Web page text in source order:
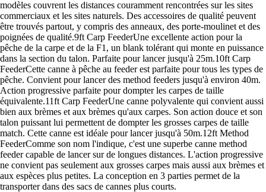
modèles couvrent les distances couramment rencontrées sur les sites
commerciaux et les sites naturels. Des accessoires de qualité peuvent
être trouvés partout, y compris des anneaux, des porte-moulinet et des
poignées de qualité.9ft Carp FeederUne excellente action pour la
pêche de la carpe et de la F1, un blank tolérant qui monte en puissance
dans la section du talon. Parfaite pour lancer jusqu'à 25m.10ft Carp
FeederCette canne à pêche au feeder est parfaite pour tous les types de
pêche. Convient pour lancer des method feeders jusqu'à environ 40m.
Action progressive parfaite pour dompter les carpes de taille
équivalente.11ft Carp FeederUne canne polyvalente qui convient aussi
bien aux brèmes et aux brèmes qu'aux carpes. Son action douce et son
talon puissant lui permettent de dompter les grosses carpes de taille
match. Cette canne est idéale pour lancer jusqu'à 50m.12ft Method
FeederComme son nom l'indique, c'est une superbe canne method
feeder capable de lancer sur de longues distances. L'action progressive
ne convient pas seulement aux grosses carpes mais aussi aux brèmes et
aux espèces plus petites. La conception en 3 parties permet de la
transporter dans des sacs de cannes plus courts.